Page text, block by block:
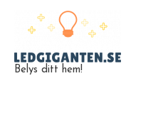
Belys ditt hem!